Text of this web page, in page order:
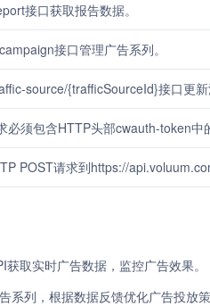
接口获取报告数据。
接口管理广告系列。
source/{trafficSourceId}接口更新
必须包含HTTP头部cwauth-token中
POST请求到https://
取实时广告数据，监控广告效果。
系列，根据数据反馈优化广告投放策